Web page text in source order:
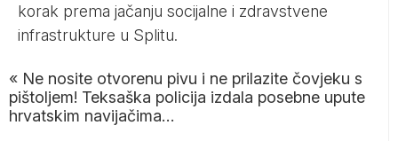
korak prema jačanju socijalne i zdravstvene
infrastrukture u Splitu.
« Ne nosite otvorenu pivu i ne prilazite čovjeku s
pištoljem! Teksaška policija izdala posebne upute
hrvatskim navijačima…